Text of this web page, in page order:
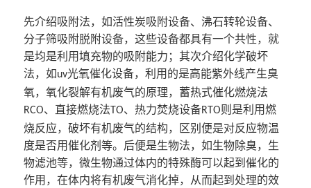
先介绍吸附法，如活性炭吸附设备、沸石转轮设备、
分子筛吸附脱附设备，这些设备都具有一个共性，就
是均是利用填充物的吸附能力；其次介绍化学破坏
法，如uv光氧催化设备，利用的是高能紫外线产生臭
氧，氧化裂解有机废气的原理，蓄热式催化燃烧法
RCO、直接燃烧法 TO、热力焚烧设备RTO则是利用燃
烧反应，破坏有机废气的结构，区别便是对反应物温
度是否用催化剂等。后便是生物法，如生物除臭，生
物滤池等，微生物通过体内的特殊酶可以起到催化的
作用，在体内将有机废气消化掉，从而起到处理的效